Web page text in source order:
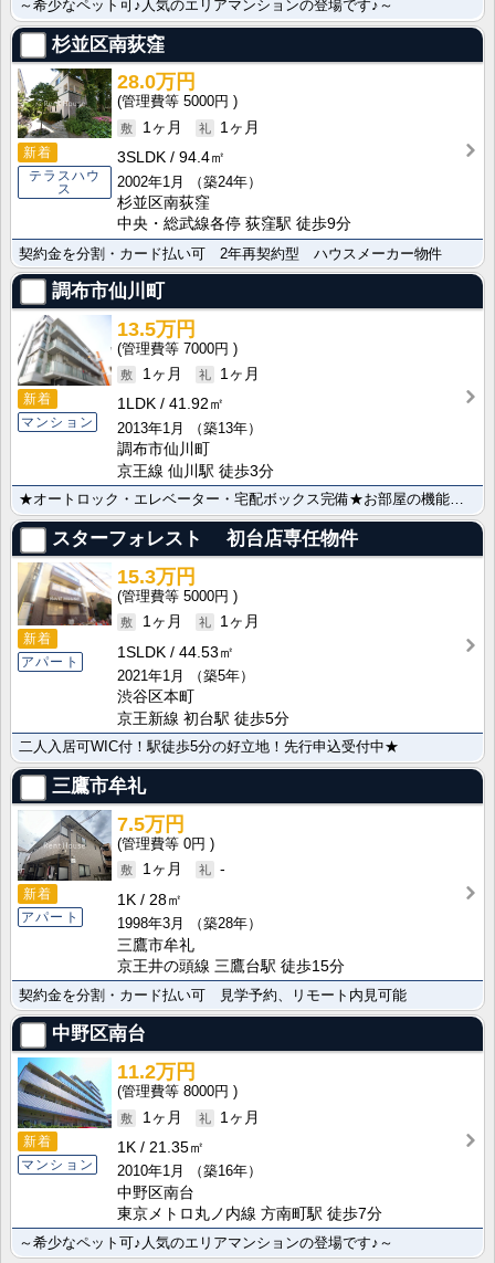
～希少なペット可♪人気のエリアマンションの登場です♪～
杉並区南荻窪
新着
テラスハウ
ス
28.0万円
5000円
1ヶ月
1ヶ月
3SLDK
94.4㎡
2002年1月
（築24年）
杉並区南荻窪
中央・総武線各停 荻窪駅 徒歩9分
契約金を分割・カード払い可 2年再契約型 ハウスメーカー物件
調布市仙川町
新着
マンション
13.5万円
7000円
1ヶ月
1ヶ月
1LDK
41.92㎡
2013年1月
（築13年）
調布市仙川町
京王線 仙川駅 徒歩3分
★オートロック・エレベーター・宅配ボックス完備★お部屋の機能も充実しております★
スターフォレスト 初台店専任物件
新着
アパート
15.3万円
5000円
1ヶ月
1ヶ月
1SLDK
44.53㎡
2021年1月
（築5年）
渋谷区本町
京王新線 初台駅 徒歩5分
二人入居可WIC付！駅徒歩5分の好立地！先行申込受付中★
三鷹市牟礼
新着
アパート
7.5万円
0円
1ヶ月
-
1K
28㎡
1998年3月
（築28年）
三鷹市牟礼
京王井の頭線 三鷹台駅 徒歩15分
契約金を分割・カード払い可 見学予約、リモート内見可能
中野区南台
新着
マンション
11.2万円
8000円
1ヶ月
1ヶ月
1K
21.35㎡
2010年1月
（築16年）
中野区南台
東京メトロ丸ノ内線 方南町駅 徒歩7分
～希少なペット可♪人気のエリアマンションの登場です♪～